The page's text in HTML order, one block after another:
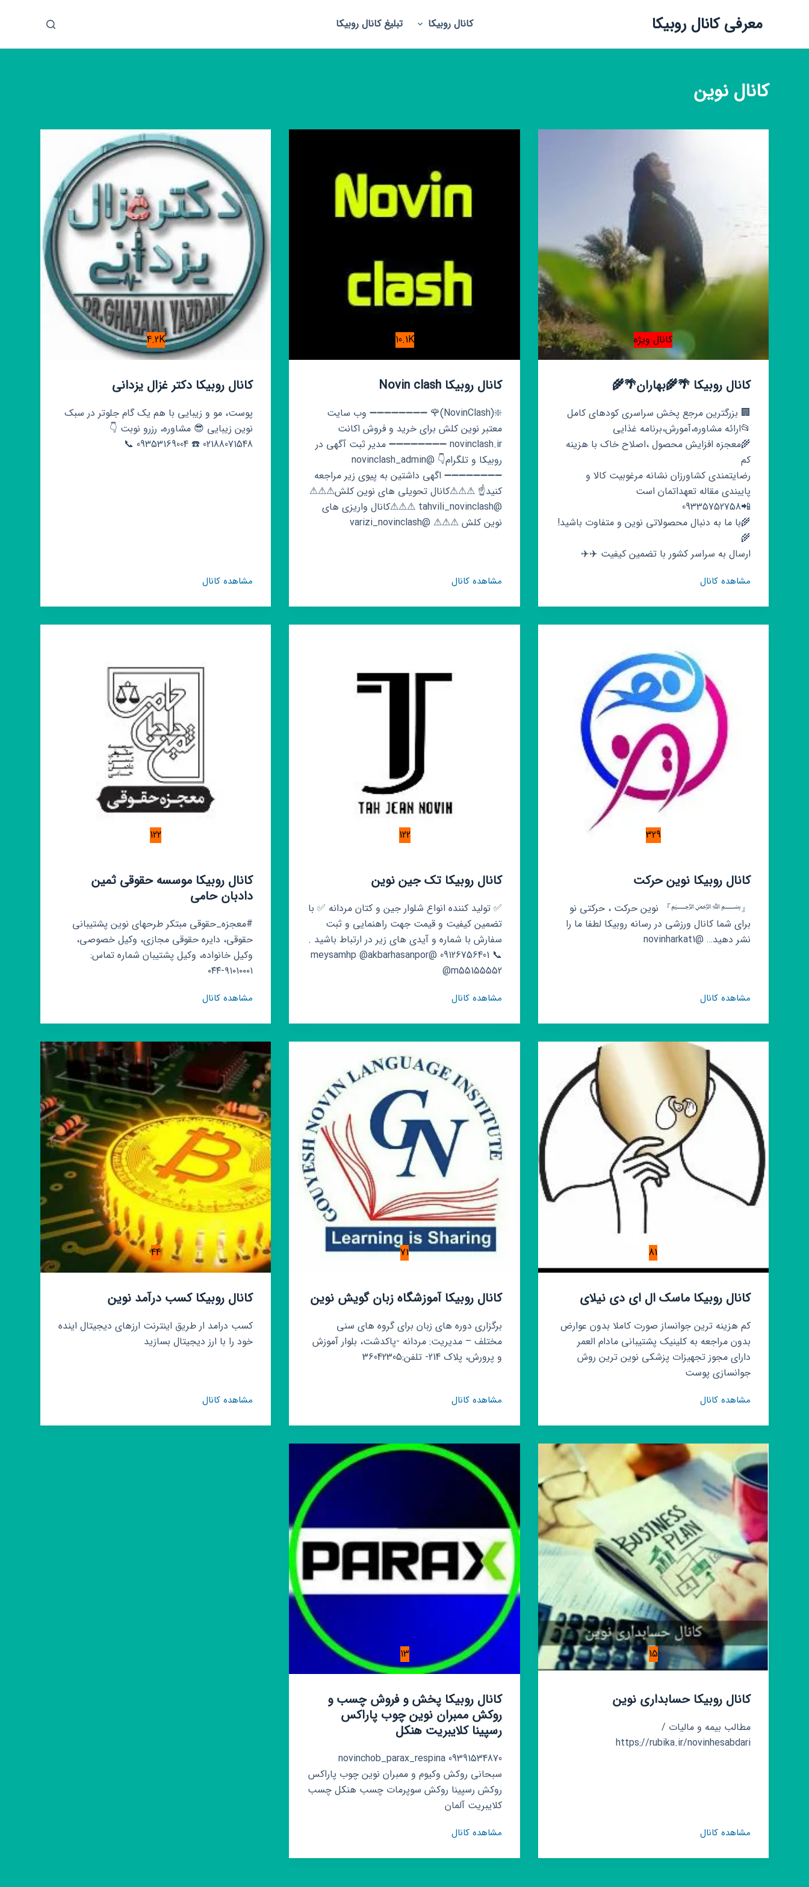
ش
معرفی کانال روبیکا کانال روبیکا تبلیغ کانال روبیکا
کانال نوین
کانال ویژه
کانال روبیکا 🌴🌾بهاران🌴🌾
🏢 بزرگترین مرجع پخش سراسری کودهای کامل
📂ارائه مشاوره،آمورش،برنامه غذایی
🌾معجزه افزایش محصول ،اصلاح خاک با هزینه
کم
رضایتمندی کشاورزان نشانه مرغوبیت کالا و
پایبندی مقاله تعهداتمان است
📲09335752758
🌾با ما به دنبال محصولاتی نوین و متفاوت باشید!
🌾
ارسال به سراسر کشور با تضمین کیفیت ✈️✈️
مشاهده کانالکانال
🌴
🌾
🌴
🌾
10.1K
کانال روبیکا Novin clash
❇️(NovinClash)🌹 ➖➖➖➖➖➖➖➖ وب سایت
معتبر نوین کلش برای خرید و فروش اکانت
novinclash.ir ➖➖➖➖➖➖➖➖ مدیر ثبت آگهی در
روبیکا و تلگرام👇 @novinclash_admin
➖➖➖➖➖➖➖➖ اگهی داشتین به پیوی زیر مراجعه
کنید☝️ ⚠⚠⚠کانال تحویلی های نوین کلش⚠⚠⚠
@tahvili_novinclash ⚠⚠⚠کانال واریزی های
نوین کلش ⚠⚠⚠ @varizi_novinclash
مشاهده کانالکانال
Novin
clash
4.2K
کانال روبیکا دکتر غزال یزدانی
پوست، مو و زیبایی با هم یک گام جلوتر در سبک
نوین زیبایی 😎 مشاوره، رزرو نوبت 👇
02188071548 ☎️ 09353169004 📞
مشاهده کانالکانال
دکتر
غزال
329
کانال روبیکا نوین حرکت
『﷽』 نوین حرکت ، حرکتی نو
برای شما کانال ورزشی در رسانه روبیکا لطفا ما را
نشر دهید… @novinharkat1
مشاهده کانالکانال
نوین
حرکت
122
کانال روبیکا تک جین نوین
✅ تولید کننده انواع شلوار جین و کتان مردانه ✅ با
تضمین کیفیت و قیمت جهت راهنمایی و ثبت
سفارش با شماره و آیدی های زیر در ارتباط باشید .
📞 09126756401 @meysamhp @akbarhasanpor
@m55155552
مشاهده کانالکانال
تک
جین
122
کانال روبیکا موسسه حقوقی ثمین
دادبان حامی
#معجزه_حقوقی مبتکر طرحهای نوین پشتیبانی
حقوقی، دایره حقوقی مجازی، وکیل خصوصی،
وکیل خانواده، وکیل پشتیبان شماره تماس:
۹۱۰۱۰۰۰۱-۰۴۴
مشاهده کانالکانال
موسسه
حقوقی
ثمین
دادبان
حامی
81
کانال روبیکا ماسک ال ای دی نیلای
کم هزینه ترین جوانساز صورت کاملا بدون عوارض
بدون مراجعه به کلینیک پشتیبانی مادام العمر
دارای مجوز تجهیزات پزشکی نوین ترین روش
جوانسازی پوست
مشاهده کانالکانال
ماسک
ال
ای
71
کانال روبیکا آموزشگاه زبان گویش نوین
برگزاری دوره های زبان برای گروه های سنی
مختلف – مدیریت: مردانه -پاکدشت، بلوار آموزش
و پرورش، پلاک 214- تلفن:36042305
مشاهده کانالکانال
آموزشگاه
زبان
گویش
44
کانال روبیکا کسب درآمد نوین
کسب درامد ار طریق اینترنت ارزهای دیجیتال اینده
خود را با ارز دیجیتال بسازید
مشاهده کانالکانال
کسب
15
کانال روبیکا حسابداری نوین
مطالب بیمه و مالیات /
https://rubika.ir/novinhesabdari
مشاهده کانالکانال
حسابداری
13
کانال روبیکا پخش و فروش چسب و
روکش ممبران نوین چوب پاراکس
رسپینا کلایبریت هنکل
novinchob_parax_respina 09391534870
سبحانی روکش وکیوم و ممبران نوین چوب پاراکس
روکش رسپینا روکش سوپرمات چسب هنکل چسب
کلایبریت آلمان
مشاهده کانالکانال
پخش